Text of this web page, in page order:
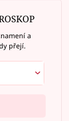
a
přejí.